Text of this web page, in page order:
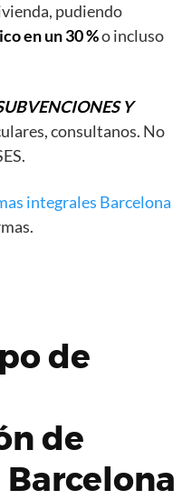
pudiendo
en un 30 %o incluso
Y
consultanos. No
integrales Barcelona
de
de